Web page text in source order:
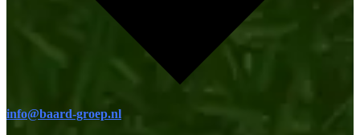
info@baard-groep.nl